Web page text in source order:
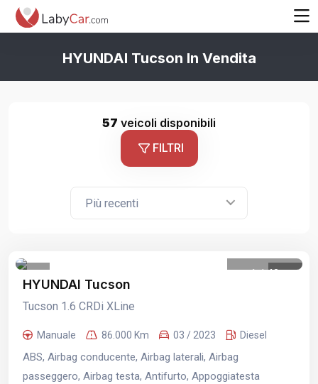
HYUNDAI Tucson In Vendita
57 veicoli disponibili
FILTRI
Più recenti
1 /43
HYUNDAI Tucson
Tucson 1.6 CRDi XLine
Manuale 86.000 Km 03 / 2023 Diesel
ABS, Airbag conducente, Airbag laterali, Airbag
passeggero, Airbag testa, Antifurto, Appoggiatesta